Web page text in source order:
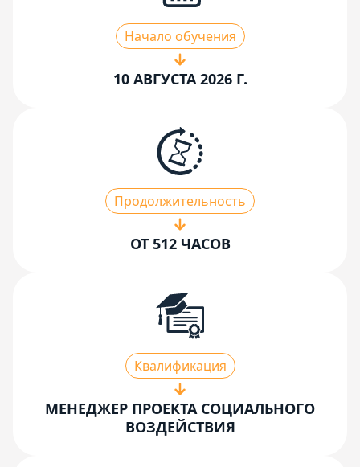
Начало обучения
10 АВГУСТА 2026 Г.
Продолжительность
ОТ 512 ЧАСОВ
Квалификация
МЕНЕДЖЕР ПРОЕКТА СОЦИАЛЬНОГО
ВОЗДЕЙСТВИЯ